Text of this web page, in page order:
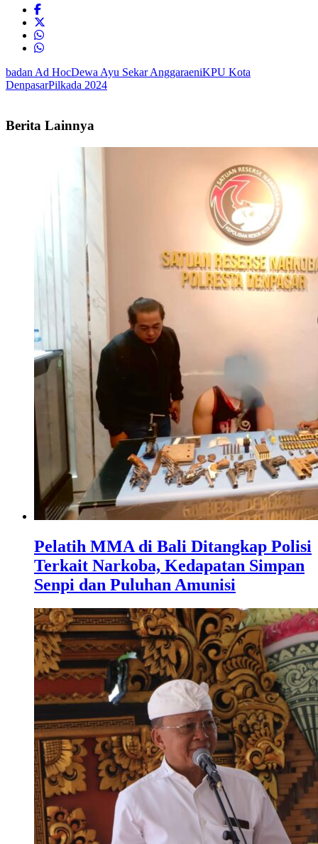
badan Ad HocDewa Ayu Sekar AnggaraeniKPU Kota
DenpasarPilkada 2024
Berita Lainnya
Pelatih MMA di Bali Ditangkap Polisi
Terkait Narkoba, Kedapatan Simpan
Senpi dan Puluhan Amunisi